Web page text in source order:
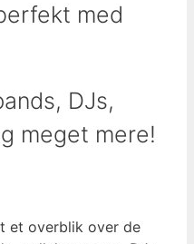
med
DJs,
meget mere!
et overblik over de